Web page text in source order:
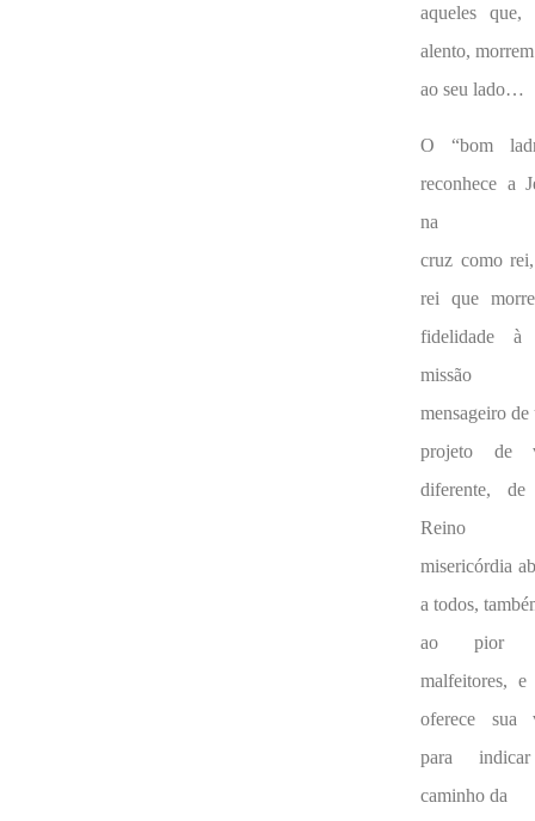
aqueles que,
alento, morrem
ao seu lado…
O “bom
reconhece a
na
cruz como
rei que
fidelidade à
missão
mensageiro de
projeto de
diferente,
Reino
misericórdia
a todos,
ao pior
malfeitores, e
oferece sua
para
caminho da